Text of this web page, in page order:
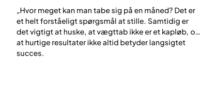
„Hvor meget kan man tabe sig på en måned? Det er
et helt forståeligt spørgsmål at stille. Samtidig er
det vigtigt at huske, at vægttab ikke er et kapløb, og
at hurtige resultater ikke altid betyder langsigtet
succes.